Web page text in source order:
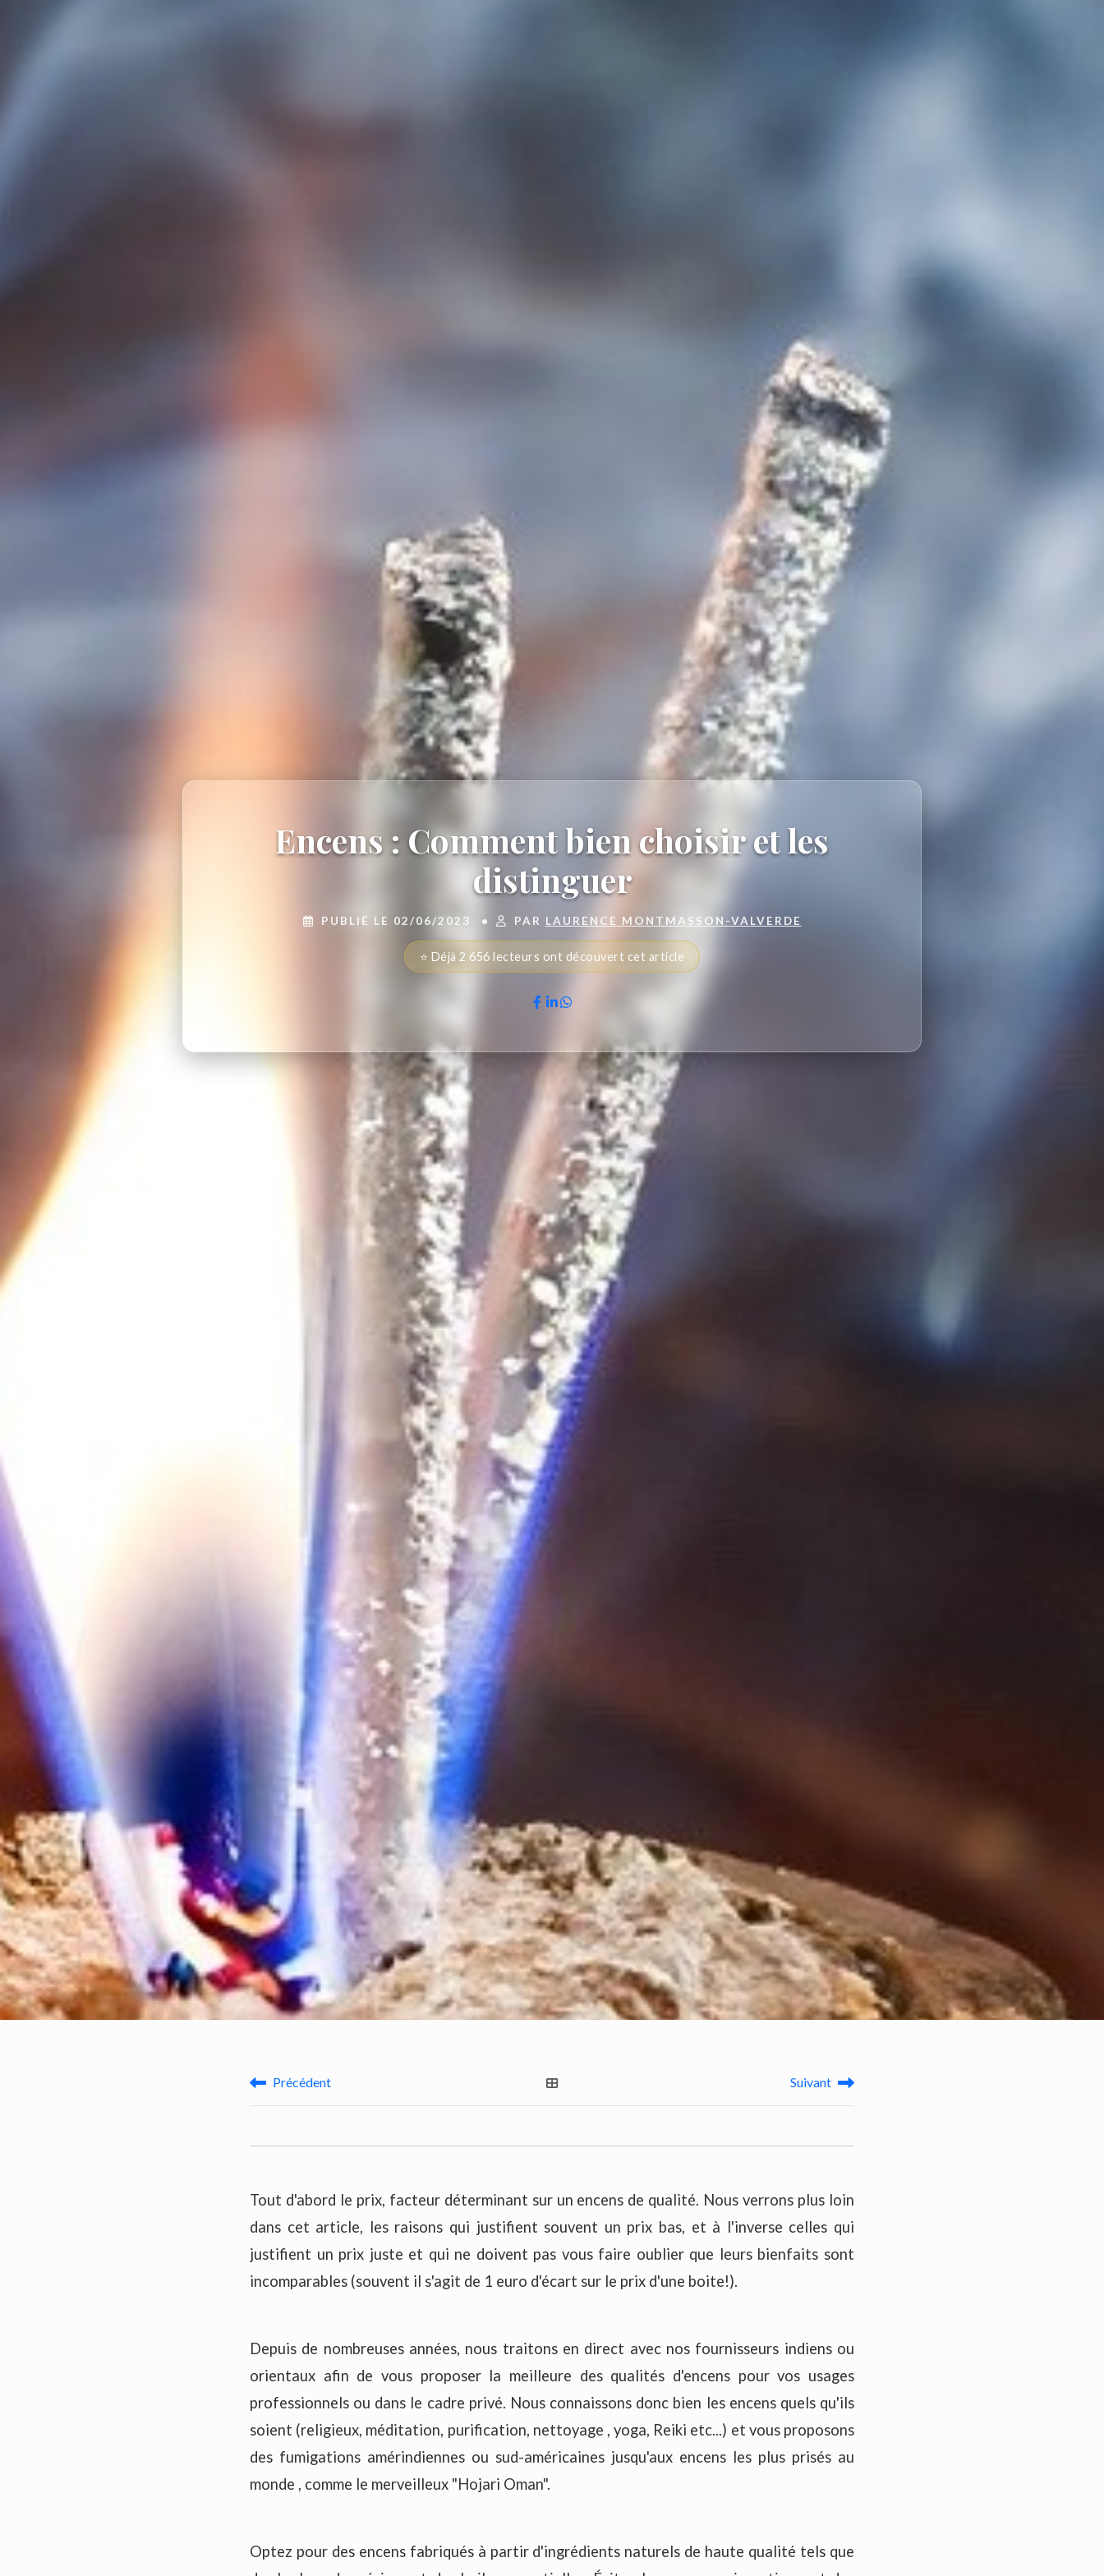
Encens : Comment bien choisir et les
distinguer
PUBLIÉ LE 02/06/2023 • PAR LAURENCE MONTMASSON-VALVERDE
⭐ Déjà 2 656 lecteurs ont découvert cet article
Précédent Suivant
Tout d'abord le prix, facteur déterminant sur un encens de qualité. Nous verrons plus loin
dans cet article, les raisons qui justifient souvent un prix bas, et à l'inverse celles qui
justifient un prix juste et qui ne doivent pas vous faire oublier que leurs bienfaits sont
incomparables (souvent il s'agit de 1 euro d'écart sur le prix d'une boite!).
Depuis de nombreuses années, nous traitons en direct avec nos fournisseurs indiens ou
orientaux afin de vous proposer la meilleure des qualités d'encens pour vos usages
professionnels ou dans le cadre privé. Nous connaissons donc bien les encens quels qu'ils
soient (religieux, méditation, purification, nettoyage , yoga, Reiki etc...) et vous proposons
des fumigations amérindiennes ou sud-américaines jusqu'aux encens les plus prisés au
monde , comme le merveilleux "Hojari Oman".
Optez pour des encens fabriqués à partir d'ingrédients naturels de haute qualité tels que